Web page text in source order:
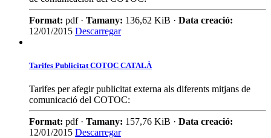
Format: pdf · Tamany: 136,62 KiB · Data creació:
12/01/2015 Descarregar
Tarifes Publicitat COTOC CATALÀ
Tarifes per afegir publicitat externa als diferents mitjans de
comunicació del COTOC:
Format: pdf · Tamany: 157,76 KiB · Data creació:
12/01/2015 Descarregar